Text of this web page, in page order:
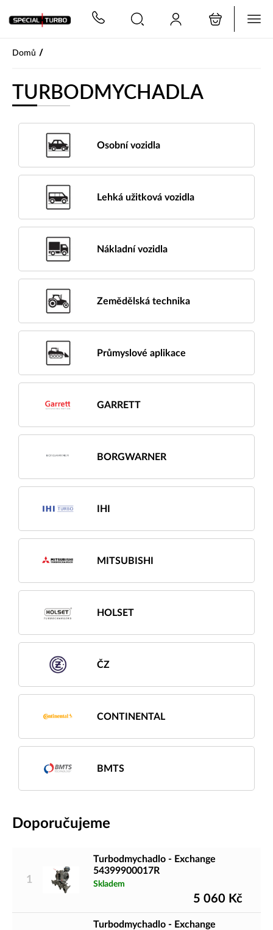
Domů /
TURBODMYCHADLA
Osobní vozidla
Lehká užitková vozidla
Nákladní vozidla
Zemědělská technika
Průmyslové aplikace
GARRETT
BORGWARNER
IHI
MITSUBISHI
HOLSET
ČZ
CONTINENTAL
BMTS
Doporučujeme
1
Turbodmychadlo - Exchange
54399900017R
Skladem
5 060 Kč
Turbodmychadlo - Exchange